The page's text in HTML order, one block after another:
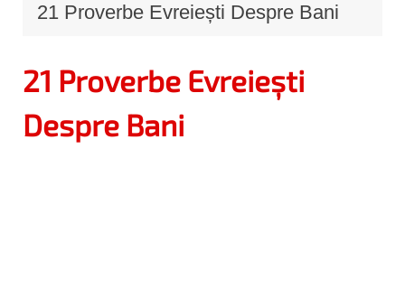
21 Proverbe Evreiești Despre Bani
21 Proverbe Evreiești
Despre Bani